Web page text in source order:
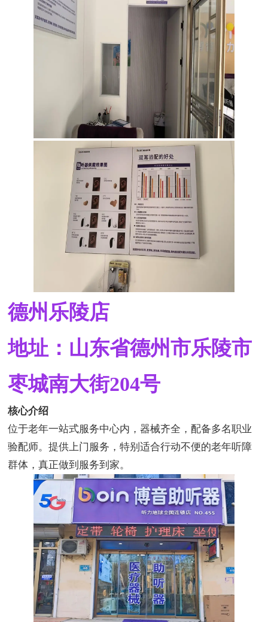
德州乐陵店
地址：山东省德州市乐陵市
枣城南大街204号
核心介绍
位于老年一站式服务中心内，器械齐全，配备多名职业
验配师。提供上门服务，特别适合行动不便的老年听障
群体，真正做到服务到家。